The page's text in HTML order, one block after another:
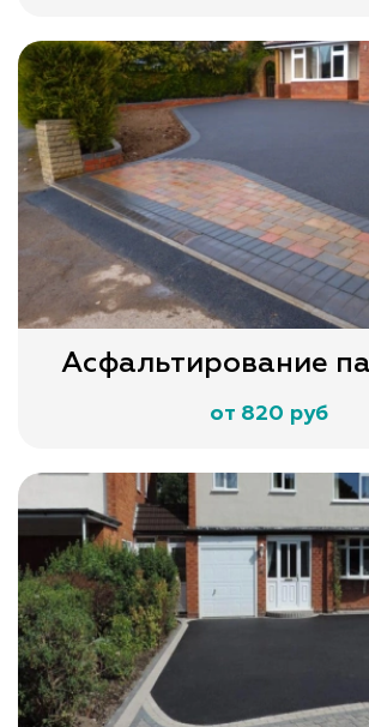
Асфальтирование
от 820 руб